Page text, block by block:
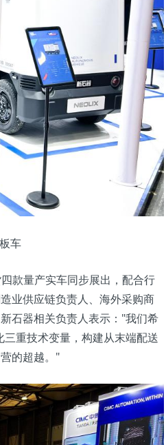
车
款量产实车同步展出，配合行
业供应链负责人、海外采购商
石器相关负责人表示："我们希
重技术变量，构建从末端配送
的超越。"